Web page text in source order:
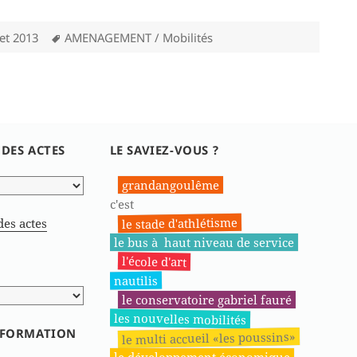
2013
Mots-
AMENAGEMENT / Mobilités
ACTES
actes
LE SAVIEZ-VOUS ?
grandangoulême
c'est
le stade d'athlétisme
le bus à haut niveau de service
l'école d'art
nautilis
le conservatoire gabriel fauré
les nouvelles mobilités
le multi accueil «les poussins»